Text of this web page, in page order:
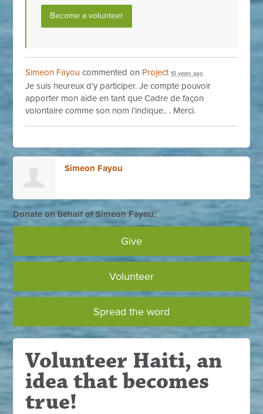
Become a volunteer
Simeon Fayou commented on Project 10 years ago
Je suis heureux d’y participer. Je compte pouvoir
apporter mon aide en tant que Cadre de façon
volontaire comme son nom l’indique.. . Merci.
Simeon Fayou
Donate on behalf of Simeon Fayou:
Give
Volunteer
Spread the word
Volunteer Haiti, an
idea that becomes
true!